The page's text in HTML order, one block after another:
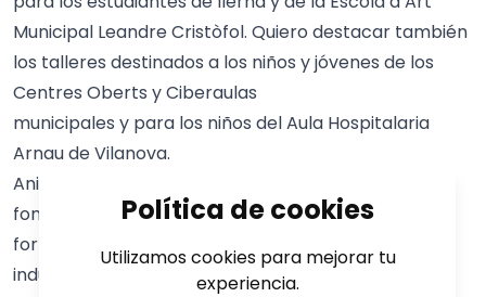
Municipal Leandre Cristòfol. Quiero destacar también
los talleres destinados a los niños y jóvenes de los
Centres Oberts y Ciberaulas
municipales y para los niños del Aula Hospitalaria
Arnau de Vilanova.
Animac es una muestra viva y dinámica que quiere
fomentar la difusión y la cultura de la animación y
fortalecerla como parte fundamental de las
industrias culturales. El Networking and Pitch se
Política de cookies
Utilizamos cookies para mejorar tu
experiencia.